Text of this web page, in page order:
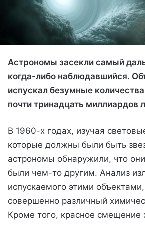
Астрономы засекли самый
когда-либо наблюдавшийся.
испускал безумные
почти тринадцать миллиардов
В 1960-х годах, изучая
которые должны были быть
астрономы обнаружили, что
были чем-то другим. Анализ
испускаемого этими
совершенно различный
Кроме того, красное смещение